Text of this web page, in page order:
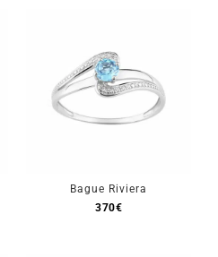
Bague Riviera
370€